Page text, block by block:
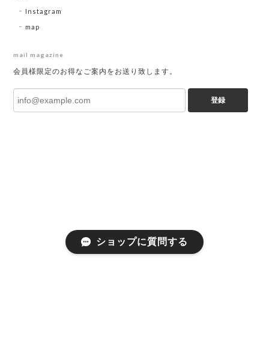
Instagram
map
mail magazine
会員様限定のお得なご案内をお送り致します。
登録
ショップに質問する